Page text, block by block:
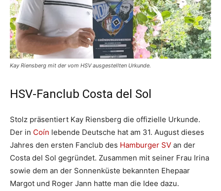
Kay Riensberg mit der vom HSV ausgestellten Urkunde.
HSV-Fanclub Costa del Sol
Stolz präsentiert Kay Riensberg die offizielle Urkunde.
Der in Coín lebende Deutsche hat am 31. August dieses
Jahres den ersten Fanclub des Hamburger SV an der
Costa del Sol gegründet. Zusammen mit seiner Frau Irina
sowie dem an der Sonnenküste bekannten Ehepaar
Margot und Roger Jann hatte man die Idee dazu.